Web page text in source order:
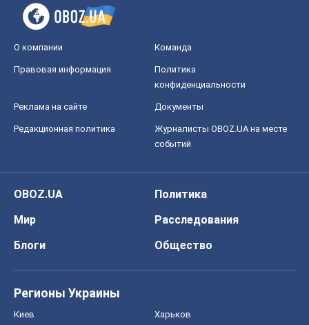
О компании Команда
Правовая информация
Политика
конфиденциальности
Реклама на сайте Документы
Редакционная политика
Журналисты OBOZ.UA на месте
событий
OBOZ.UA
Политика
Мир
Расследования
Блоги
Общество
Регионы Украины
Киев Харьков